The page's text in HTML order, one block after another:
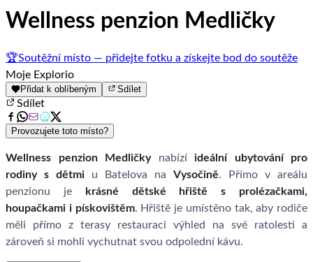
Wellness penzion Medličky
🏆Soutěžní místo — přidejte fotku a získejte bod do soutěže
Moje Explorio
Přidat k oblíbeným Sdílet
Sdílet
Provozujete toto místo?
Wellness penzion Medličkynabízí ideální ubytování pro
rodiny s dětmi u Batelova na Vysočině. Přímo v areálu
penzionu je
krásné dětské hřiště s prolézačkami,
houpačkami i pískovištěm. Hřiště je umístěno tak, aby rodiče
měli přímo z terasy restauraci výhled na své ratolesti a
zároveň si mohli vychutnat svou odpolední kávu.